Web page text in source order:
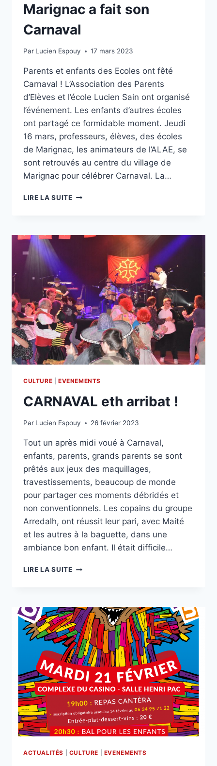
Marignac a fait son
Carnaval
Par Lucien Espouy 17 mars 2023
Parents et enfants des Ecoles ont fêté
Carnaval ! L’Association des Parents
d’Elèves et l’école Lucien Sain ont organisé
l’événement. Les enfants d’autres écoles
ont partagé ce formidable moment. Jeudi
16 mars, professeurs, élèves, des écoles
de Marignac, les animateurs de l’ALAE, se
sont retrouvés au centre du village de
Marignac pour célébrer Carnaval. La…
LIRE LA SUITEMARIGNAC
CARNAVAL
CULTURE EVENEMENTS
CARNAVAL eth arribat !
Par Lucien Espouy 26 février 2023
Tout un après midi voué à Carnaval,
enfants, parents, grands parents se sont
prêtés aux jeux des maquillages,
travestissements, beaucoup de monde
pour partager ces moments débridés et
non conventionnels. Les copains du groupe
Arredalh, ont réussit leur pari, avec Maité
et les autres à la baguette, dans une
ambiance bon enfant. Il était difficile…
LIRE LA SUITECARNAVAL
ACTUALITÉS CULTURE EVENEMENTS